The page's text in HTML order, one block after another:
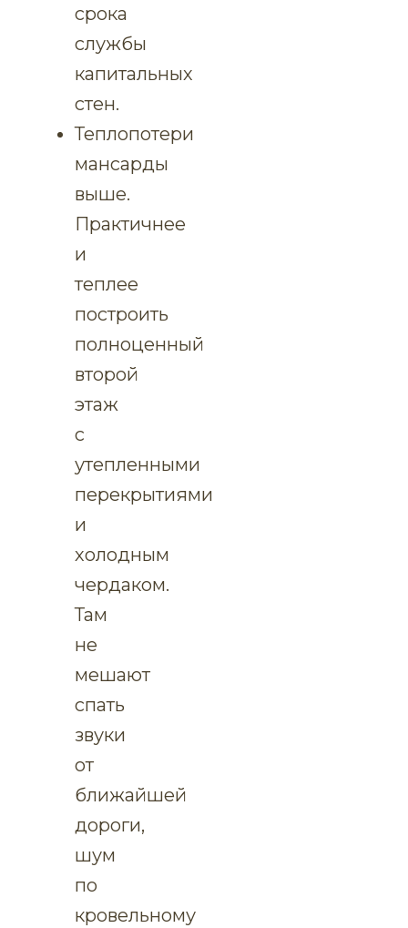
срока
службы
капитальных
стен.
Теплопотери
мансарды
выше.
Практичнее
и
теплее
построить
полноценный
второй
этаж
с
утепленными
перекрытиями
и
холодным
чердаком.
Там
не
мешают
спать
звуки
от
ближайшей
дороги,
шум
по
кровельному